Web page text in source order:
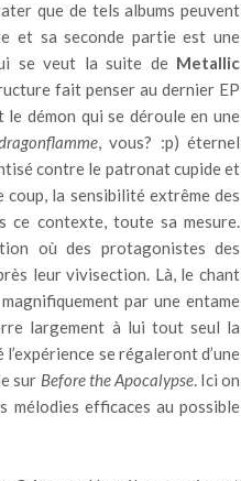
que de tels albums peuvent
et sa seconde partie est une
se veut la suite de Metallic
fait penser au dernier EP
démon qui se déroule en une
, vous? :p) éternel
contre le patronat cupide et
la sensibilité extrême des
ce contexte, toute sa mesure.
où des protagonistes des
leur vivisection. Là, le chant
par une entame
largement à lui tout seul la
se régaleront d’une
sur Before the Apocalypse. Ici on
mélodies efficaces au possible